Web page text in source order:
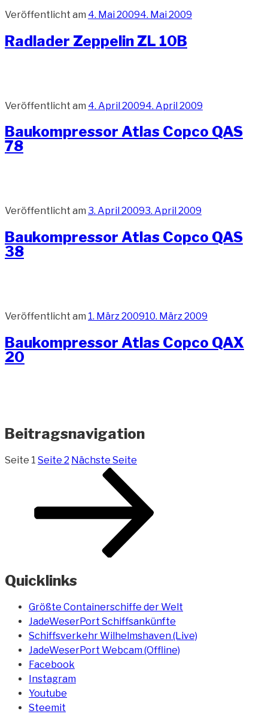
Veröffentlicht am 4. Mai 20094. Mai 2009
Radlader Zeppelin ZL 10B
Veröffentlicht am 4. April 20094. April 2009
Baukompressor Atlas Copco QAS
78
Veröffentlicht am 3. April 20093. April 2009
Baukompressor Atlas Copco QAS
38
Veröffentlicht am 1. März 200910. März 2009
Baukompressor Atlas Copco QAX
20
Beitragsnavigation
Seite 1 Seite 2 Nächste Seite
Quicklinks
Größte Containerschiffe der Welt
JadeWeserPort Schiffsankünfte
Schiffsverkehr Wilhelmshaven (Live)
JadeWeserPort Webcam (Offline)
Facebook
Instagram
Youtube
Steemit